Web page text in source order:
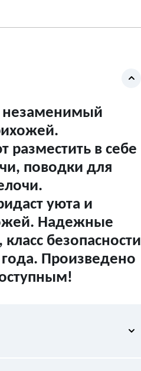
незаменимый
в себе
поводки для
уюта и
Надежные
безопасности
года. Произведено